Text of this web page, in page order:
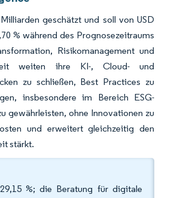
geschätzt und soll von USD
% während des Prognosezeitraums
Risikomanagement und
weiten ihre KI-, Cloud- und
zu schließen, Best Practices zu
insbesondere im Bereich ESG-
gewährleisten, ohne Innovationen zu
und erweitert gleichzeitig den
stärkt.
%; die Beratung für digitale